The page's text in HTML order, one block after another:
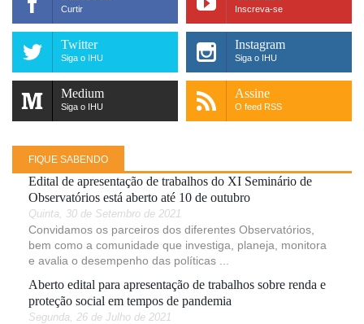
Curtir Inscreva-se
Twitter
Siga o IHU
Instagram
Siga o IHU
Medium
Siga o IHU
Assine
O feed RSS
FIQUE SABENDO
Edital de apresentação de trabalhos do XI Seminário de
Observatórios está aberto até 10 de outubro
Quinta, 30 de Setembro de 2021
Convidamos os parceiros dos diferentes Observatórios,
bem como a comunidade que investiga, planeja, monitora
e avalia o desempenho das políticas ...
Aberto edital para apresentação de trabalhos sobre renda e
proteção social em tempos de pandemia
Segunda, 26 de Julho de 2021